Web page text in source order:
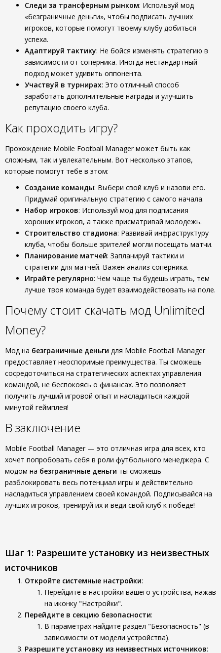
Следи за трансферным рынком: Используй мод
«безграничные деньги», чтобы подписать лучших
игроков, которые помогут твоему клубу добиться
успеха.
Адаптируй тактику: Не бойся изменять стратегию в
зависимости от соперника. Иногда нестандартный
подход может удивить оппонента.
Участвуй в турнирах: Это отличный способ
заработать дополнительные награды и улучшить
репутацию своего клуба.
Как проходить игру?
Прохождение Mobile Football Manager может быть как
сложным, так и увлекательным. Вот несколько этапов,
которые помогут тебе в этом:
Создание команды: Выбери свой клуб и назови его.
Придумай оригинальную стратегию с самого начала.
Набор игроков: Используй мод для подписания
хороших игроков, а также присматривай молодежь.
Строительство стадиона: Развивай инфраструктуру
клуба, чтобы больше зрителей могли посещать матчи.
Планирование матчей: Запланируй тактики и
стратегии для матчей. Важен анализ соперника.
Играйте регулярно: Чем чаще ты будешь играть, тем
лучше твоя команда будет взаимодействовать на поле.
Почему стоит скачать мод Unlimited
Money?
Мод на безграничные деньги для Mobile Football Manager
предоставляет неоспоримые преимущества. Ты сможешь
сосредоточиться на стратегических аспектах управления
командой, не беспокоясь о финансах. Это позволяет
получить лучший игровой опыт и насладиться каждой
минутой геймплея!
В заключение
Mobile Football Manager — это отличная игра для всех, кто
хочет попробовать себя в роли футбольного менеджера. С
модом на безграничные деньги ты сможешь
разблокировать весь потенциал игры и действительно
насладиться управлением своей командой. Подписывайся на
лучших игроков, тренируй их и веди свой клуб к победе!
Шаг 1: Разрешите установку из неизвестных
источников
Откройте системные настройки:
Перейдите в настройки вашего устройства, нажав
на иконку "Настройки".
Перейдите в секцию безопасности:
В параметрах найдите раздел "Безопасность" (в
зависимости от модели устройства).
Разрешите установку из неизвестных источников: